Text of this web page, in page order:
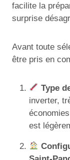
facilite la
surprise
Avant toute
être pris en
Type
inverter,
est